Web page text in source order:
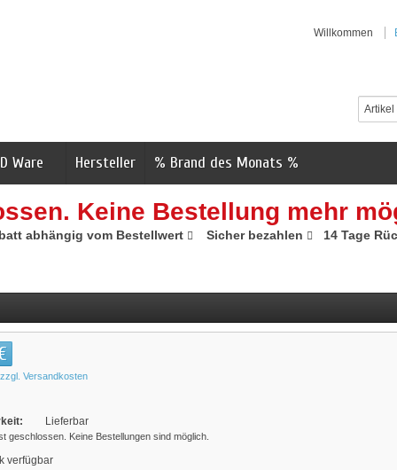
Willkommen
Ware Hersteller % Brand des Monats %
Keine Bestellung mehr
abhängig vom Bestellwert Sicher bezahlen 14 Tage
zzgl. Versandkosten
Lieferbar
geschlossen. Keine Bestellungen sind möglich.
verfügbar